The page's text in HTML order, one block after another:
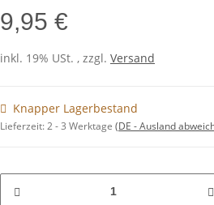
9,95 €
inkl. 19% USt. , zzgl. Versand
Knapper Lagerbestand
Lieferzeit:2 - 3 Werktage (DE - Ausland